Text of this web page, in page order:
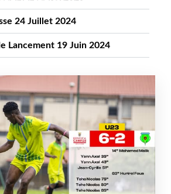
24 Juillet 2024
Lancement 19 Juin 2024